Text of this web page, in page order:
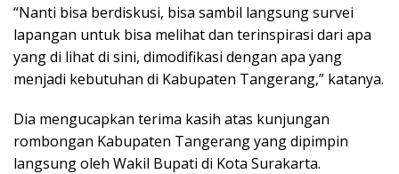
“Nanti bisa berdiskusi, bisa sambil langsung survei
lapangan untuk bisa melihat dan terinspirasi dari apa
yang di lihat di sini, dimodifikasi dengan apa yang
menjadi kebutuhan di Kabupaten Tangerang,” katanya.
Dia ‎mengucapkan terima kasih atas kunjungan
rombongan Kabupaten Tangerang yang dipimpin
langsung oleh Wakil Bupati di Kota Surakarta.